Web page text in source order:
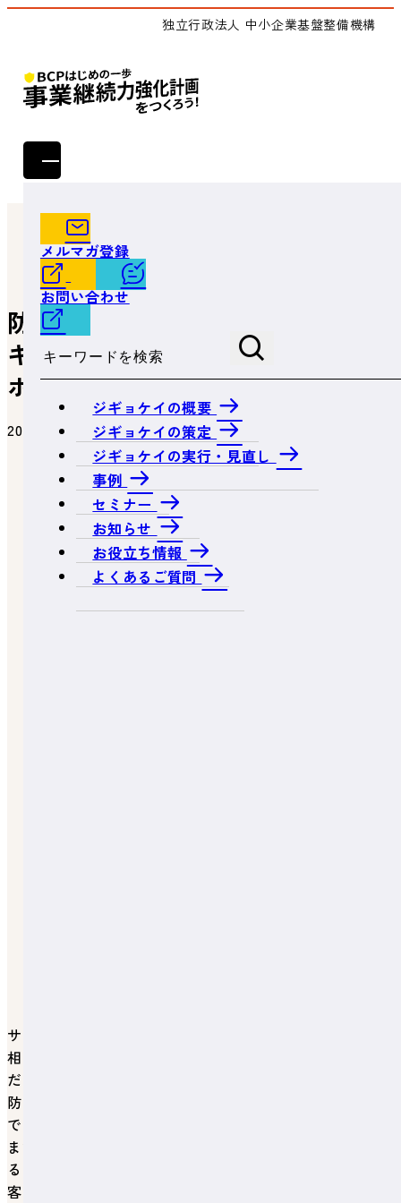
独立行政法人 中小企業基盤整備機構
メルマガ登録
お問い合わせ
サイト内検索
ジギョケイの概要
ジギョケイの策定
ジギョケイの実行・見直し
事例
セミナー
お知らせ
お役立ち情報
よくあるご質問
トップ
お役立ち情報
防災の切り口からのサイバーセキュリティについて（IT経
営サポートセンターコラム 第1回）
防災の切り口からのサイバーセ
キュリティについて（IT経営サ
ポートセンターコラム 第1回）
2025.01.21
サイバーセキュリティ
サイバーセキュリティや「
相談窓口について、全３回のコラムでご紹介させていた
だきます。
防災対策を考える際には、物理的なインフラの強化だけ
でなく、サイバー空間における防衛の重要性も増してい
ます。サイバー攻撃を受けると、システムトラブルによ
る出荷停止が発生したり、たとえ回復できたとしても顧
客の信頼を損なったり、事業継続に支障をきたすケース